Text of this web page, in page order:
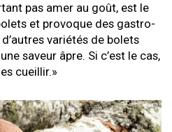
pas amer au goût, est le
et provoque des gastro-
variétés de bolets
saveur âpre. Si c’est le cas,
cueillir.»